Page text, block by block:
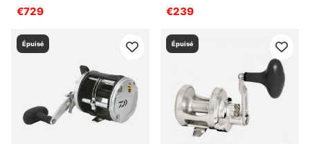
€729
€239
Épuisé Épuisé